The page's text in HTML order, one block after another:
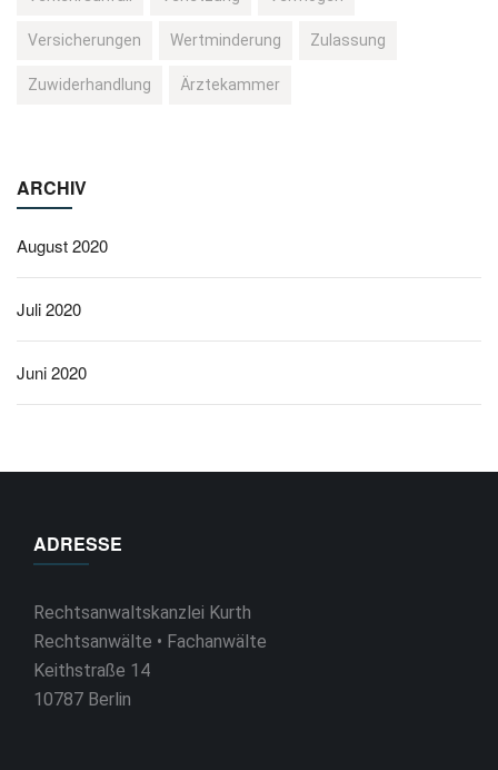
Versicherungen Wertminderung Zulassung
Zuwiderhandlung Ärztekammer
ARCHIV
August 2020
Juli 2020
Juni 2020
ADRESSE
Rechtsanwaltskanzlei Kurth
Rechtsanwälte • Fachanwälte
Keithstraße 14
10787 Berlin